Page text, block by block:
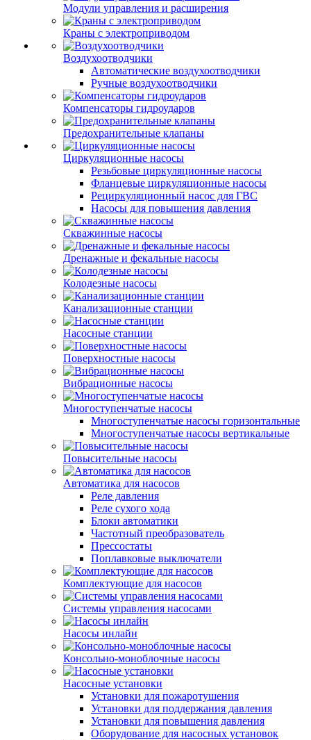
Модули управления и расширения
Краны с электроприводом
Воздухоотводчики
Автоматические воздухоотводчики
Ручные воздухоотводчики
Компенсаторы гидроударов
Предохранительные клапаны
Циркуляционные насосы
Резьбовые циркуляционные насосы
Фланцевые циркуляционные насосы
Рециркуляционный насос для ГВС
Насосы для повышения давления
Скважинные насосы
Дренажные и фекальные насосы
Колодезные насосы
Канализационные станции
Насосные станции
Поверхностные насосы
Вибрационные насосы
Многоступенчатые насосы
Многоступенчатые насосы горизонтальные
Многоступенчатые насосы вертикальные
Повысительные насосы
Автоматика для насосов
Реле давления
Реле сухого хода
Блоки автоматики
Частотный преобразователь
Прессостаты
Поплавковые выключатели
Комплектующие для насосов
Системы управления насосами
Насосы инлайн
Консольно-моноблочные насосы
Насосные установки
Установки для пожаротушения
Установки для поддержания давления
Установки для повышения давления
Оборудование для насосных установок